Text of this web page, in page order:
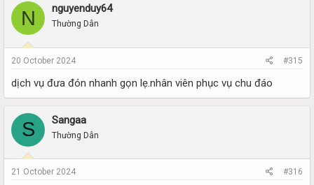
N nguyenduy64
Thường Dân
20 October 2024 #315
dịch vụ đưa đón nhanh gọn lẹ.nhân viên phục vụ chu đáo
S Sangaa
Thường Dân
21 October 2024 #316